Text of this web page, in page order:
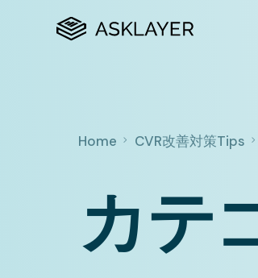
Home CVR改善対策Tips
カテ